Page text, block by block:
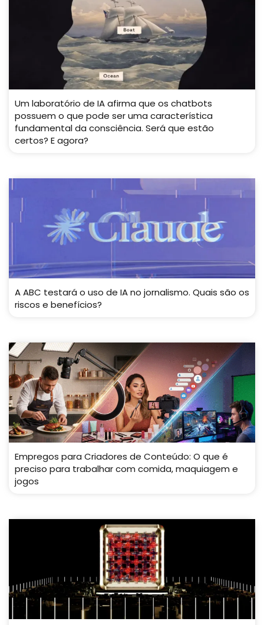
Um laboratório de IA afirma que os chatbots
possuem o que pode ser uma característica
fundamental da consciência. Será que estão
certos? E agora?
A ABC testará o uso de IA no jornalismo. Quais são os
riscos e benefícios?
Empregos para Criadores de Conteúdo: O que é
preciso para trabalhar com comida, maquiagem e
jogos